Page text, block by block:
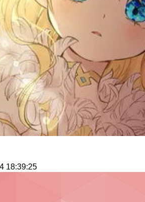
18:39:25